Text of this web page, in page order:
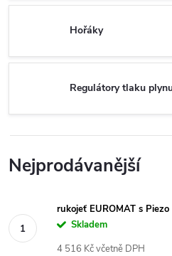
Hořáky
Regulátory tlaku
Nejprodávanější
rukojeť EUROMAT s
Skladem
4 516 Kč včetně DPH